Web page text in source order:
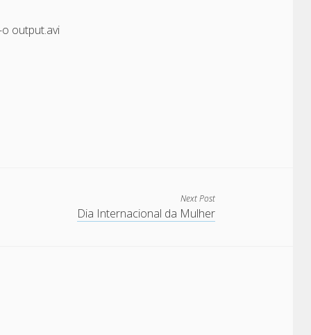
output.avi
Next Post
Dia Internacional da Mulher